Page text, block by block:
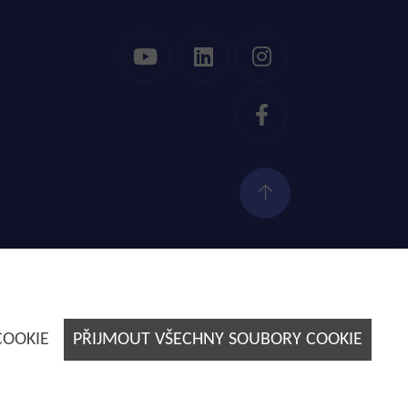
PŘIJMOUT VŠECHNY SOUBORY COOKIE
Tvorba webových stránek byE-SOLUTIONS